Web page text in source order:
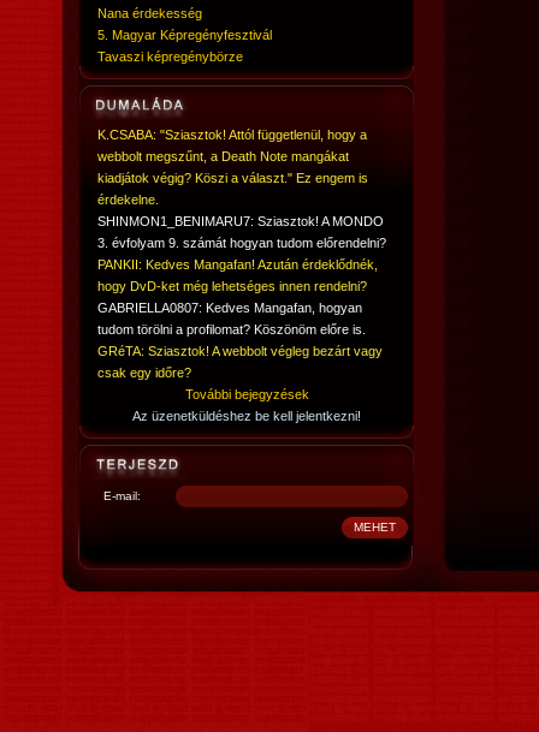
Nana érdekesség
5. Magyar Képregényfesztivál
Tavaszi képregénybörze
K.CSABA: "Sziasztok! Attól függetlenül, hogy a
webbolt megszűnt, a Death Note mangákat
kiadjátok végig? Köszi a választ." Ez engem is
érdekelne.
SHINMON1_BENIMARU7: Sziasztok! A MONDO
3. évfolyam 9. számát hogyan tudom előrendelni?
PANKII: Kedves Mangafan! Azután érdeklődnék,
hogy DvD-ket még lehetséges innen rendelni?
GABRIELLA0807: Kedves Mangafan, hogyan
tudom törölni a profilomat? Köszönöm előre is.
GRéTA: Sziasztok! A webbolt végleg bezárt vagy
csak egy időre?
További bejegyzések
Az üzenetküldéshez be kell jelentkezni!
E-mail: